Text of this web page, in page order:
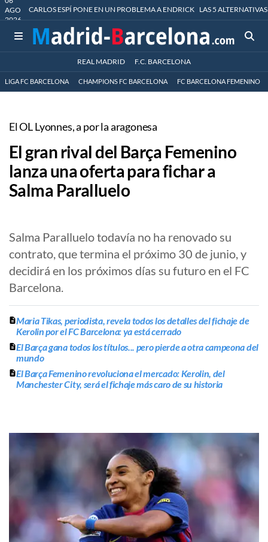
AGO
2026
CARLOS ESPÍ PONE EN UN PROBLEMA A ENDRICK LAS 5
REAL MADRID F.C. BARCELONA
LIGA FC BARCELONA CHAMPIONS FC BARCELONA FC BARCELONA FEMENINO
El OL Lyonnes, a por la aragonesa
El gran rival del Barça Femenino
lanza una oferta para fichar a
Salma Paralluelo
Salma Paralluelo todavía no ha renovado su
contrato, que termina el próximo 30 de junio, y
decidirá en los próximos días su futuro en el FC
Barcelona.
Maria Tikas, periodista, revela todos los detalles del fichaje de
Kerolin por el FC Barcelona: ya está cerrado
El Barça gana todos los títulos... pero pierde a otra campeona del
mundo
El Barça Femenino revoluciona el mercado: Kerolin, del
Manchester City, será el fichaje más caro de su historia